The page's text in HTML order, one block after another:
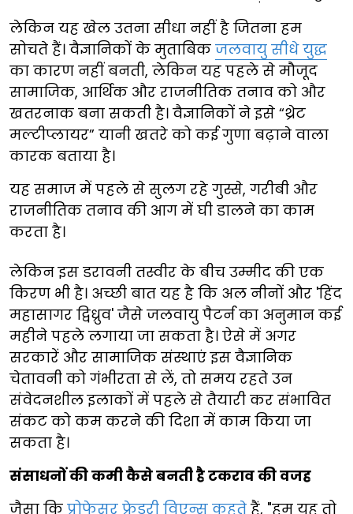
लेकिन यह खेल उतना सीधा नहीं है जितना हम
सोचते हैं। वैज्ञानिकों के मुताबिक जलवायु सीधे युद्ध
का कारण नहीं बनती, लेकिन यह पहले से मौजूद
सामाजिक, आर्थिक और राजनीतिक तनाव को और
खतरनाक बना सकती है। वैज्ञानिकों ने इसे “थ्रेट
मल्टीप्लायर” यानी खतरे को कई गुणा बढ़ाने वाला
कारक बताया है।
यह समाज में पहले से सुलग रहे गुस्से, गरीबी और
राजनीतिक तनाव की आग में घी डालने का काम
करता है।
लेकिन इस डरावनी तस्वीर के बीच उम्मीद की एक
किरण भी है। अच्छी बात यह है कि अल नीनों और 'हिंद
महासागर द्विध्रुव' जैसे जलवायु पैटर्न का अनुमान कई
महीने पहले लगाया जा सकता है। ऐसे में अगर
सरकारें और सामाजिक संस्थाएं इस वैज्ञानिक
चेतावनी को गंभीरता से लें, तो समय रहते उन
संवेदनशील इलाकों में पहले से तैयारी कर संभावित
संकट को कम करने की दिशा में काम किया जा
सकता है।
संसाधनों की कमी कैसे बनती है टकराव की वजह
जैसा कि प्रोफेसर फ्रेडरी विएन्स कहते हैं, "हम यह तो